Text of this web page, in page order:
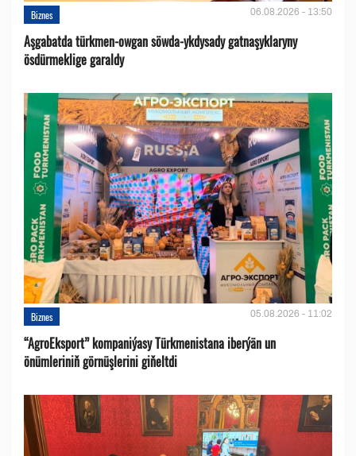
Biznes 06.08.2026 - 13:50
Aşgabatda türkmen-owgan söwda-ykdysady gatnaşyklaryny
ösdürmeklige garaldy
Biznes 05.08.2026 - 11:02
“AgroEksport” kompaniýasy Türkmenistana iberýän un
önümleriniň görnüşlerini giňeltdi